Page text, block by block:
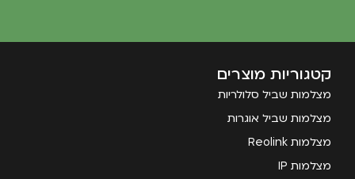
קטגוריות מוצרים
מצלמות שביל סלולריות
מצלמות שביל אוגרות
מצלמות Reolink
מצלמות IP